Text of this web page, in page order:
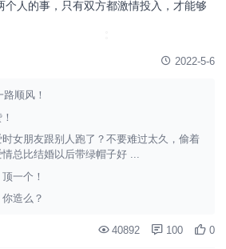
个人的事，只有双方都激情投入，才能够
2022-5-6
顺风！
时女朋友跟别人跑了？不要难过太久，偷着
总比结婚以后带绿帽子好 ...
一个！
造么？
40892 100 0